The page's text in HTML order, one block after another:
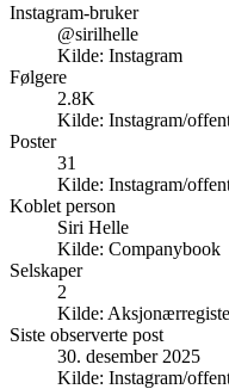
Instagram-bruker
@sirilhelle
Kilde: Instagram
Følgere
2.8K
Kilde: Instagram/
Poster
31
Kilde: Instagram/
Koblet person
Siri Helle
Kilde: Companybook
Selskaper
2
Kilde:
Siste observerte post
30. desember 2025
Kilde: Instagram/